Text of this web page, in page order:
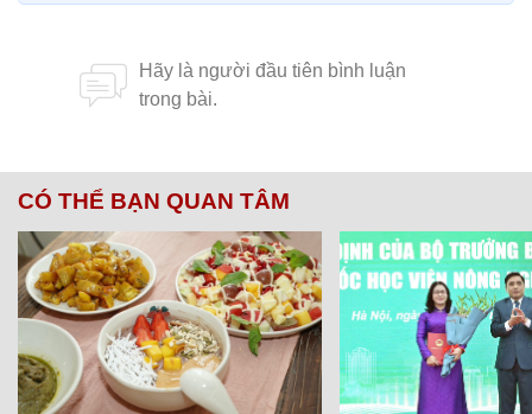
CÓ THỂ BẠN QUAN TÂM